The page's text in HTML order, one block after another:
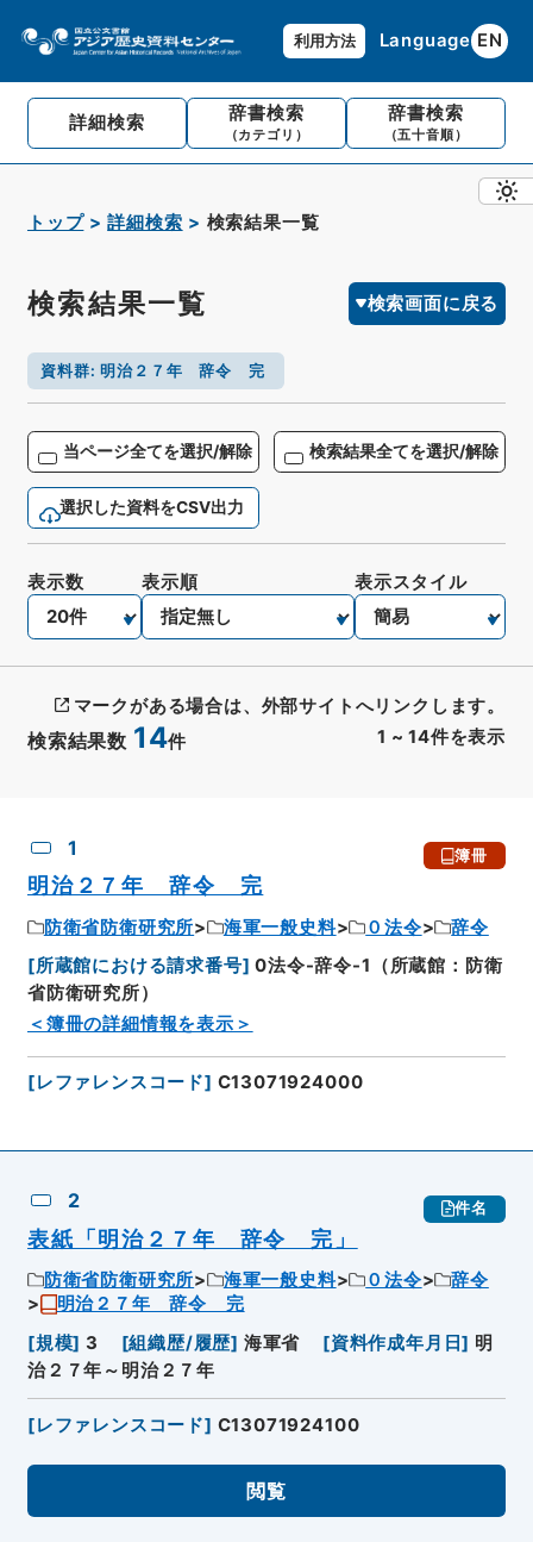
利用方法 Language EN
詳細検索 辞書検索
（カテゴリ）
辞書検索
（五十音順）
トップ 詳細検索 検索結果一覧
検索結果一覧 検索画面に戻る
資料群: 明治２７年 辞令 完
当ページ全てを選択/解除 検索結果全てを選択/解除
選択した資料をCSV出力
検索結果数 14件 1 ~ 14件を表示
表示数 表示順 表示スタイル
マークがある場合は、外部サイトへリンクします。
1 簿冊
明治２７年 辞令 完
防衛省防衛研究所 海軍一般史料 ０法令
辞令
[所蔵館における請求番号] 0法令-辞令-1（所蔵館：防衛
省防衛研究所）
＜簿冊の詳細情報を表示＞
[レファレンスコード] C13071924000
2 件名
表紙「明治２７年 辞令 完」
防衛省防衛研究所 海軍一般史料 ０法令
辞令
明治２７年 辞令 完
[規模] 3 [組織歴/履歴] 海軍省 [資料作成年月日] 明
治２７年～明治２７年
[レファレンスコード] C13071924100
閲覧